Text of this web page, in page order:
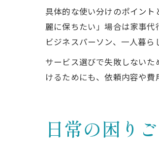
具体的な使い分けのポイン
麗に保ちたい」場合は家事
ビジネスパーソン、一人暮ら
サービス選びで失敗しない
けるためにも、依頼内容や費
日常の困り